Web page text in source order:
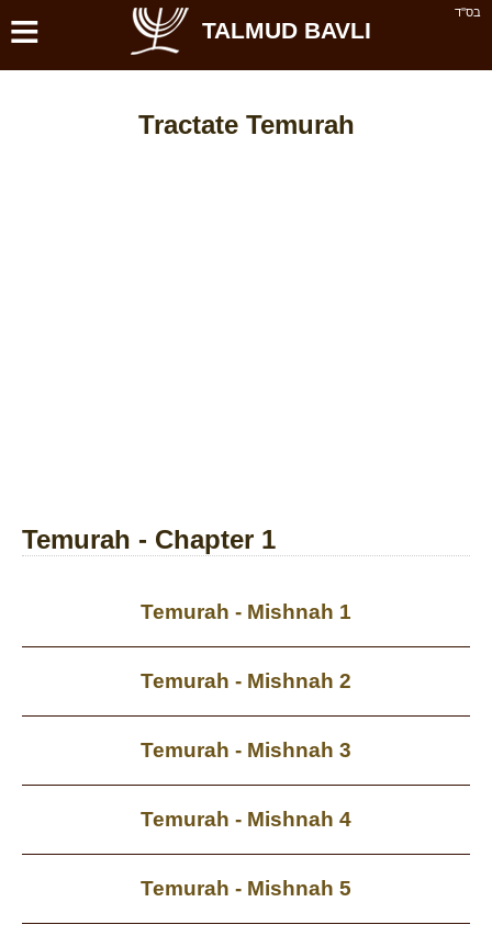
בס''ד ≡ TALMUD BAVLI
Tractate Temurah
Temurah - Chapter 1
Temurah - Mishnah 1
Temurah - Mishnah 2
Temurah - Mishnah 3
Temurah - Mishnah 4
Temurah - Mishnah 5